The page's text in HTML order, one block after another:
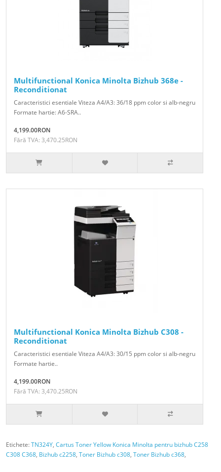
Multifunctional Konica Minolta Bizhub 368e -
Reconditionat
Caracteristici esentiale Viteza A4/A3: 36/18 ppm color si alb-negru
Formate hartie: A6-SRA..
4,199.00RON
Fără TVA: 3,470.25RON
Multifunctional Konica Minolta Bizhub C308 -
Reconditionat
Caracteristici esentiale Viteza A4/A3: 30/15 ppm color si alb-negru
Formate hartie..
4,199.00RON
Fără TVA: 3,470.25RON
Etichete:TN324Y, Cartus Toner Yellow Konica Minolta pentru bizhub C258
C308 C368, Bizhub c2258, Toner Bizhub c308, Toner Bizhub c368,